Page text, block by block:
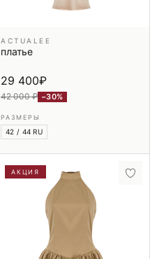
ACTUALEE
платье
29 400₽
42 000 ₽ −30%
РАЗМЕРЫ
42 / 44 RU
АКЦИЯ